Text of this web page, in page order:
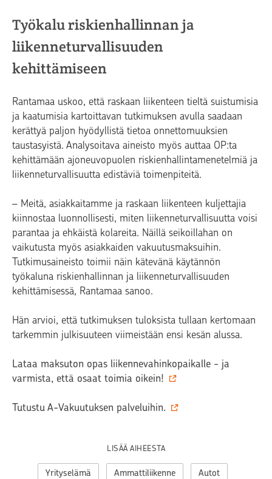
Työkalu riskienhallinnan ja
liikenneturvallisuuden
kehittämiseen
Rantamaa uskoo, että raskaan liikenteen tieltä suistumisia
ja kaatumisia kartoittavan tutkimuksen avulla saadaan
kerättyä paljon hyödyllistä tietoa onnettomuuksien
taustasyistä. Analysoitava aineisto myös auttaa OP:ta
kehittämään ajoneuvopuolen riskienhallintamenetelmiä ja
liikenneturvallisuutta edistäviä toimenpiteitä.
– Meitä, asiakkaitamme ja raskaan liikenteen kuljettajia
kiinnostaa luonnollisesti, miten liikenneturvallisuutta voisi
parantaa ja ehkäistä kolareita. Näillä seikoillahan on
vaikutusta myös asiakkaiden vakuutusmaksuihin.
Tutkimusaineisto toimii näin kätevänä käytännön
työkaluna riskienhallinnan ja liikenneturvallisuuden
kehittämisessä, Rantamaa sanoo.
Hän arvioi, että tutkimuksen tuloksista tullaan kertomaan
tarkemmin julkisuuteen viimeistään ensi kesän alussa.
Lataa maksuton opas liikennevahinkopaikalle - ja
varmista, että osaat toimia oikein!
Tutustu A-Vakuutuksen palveluihin.
LISÄÄ AIHEESTA
Yrityselämä Ammattiliikenne Autot